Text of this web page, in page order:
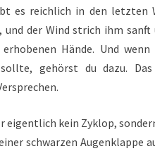
es reichlich in den letzten
und der Wind strich ihm sanft
Hände. Und wenn
sollte, gehörst du dazu.
eigentlich kein Zyklop,
schwarzen Augenklappe